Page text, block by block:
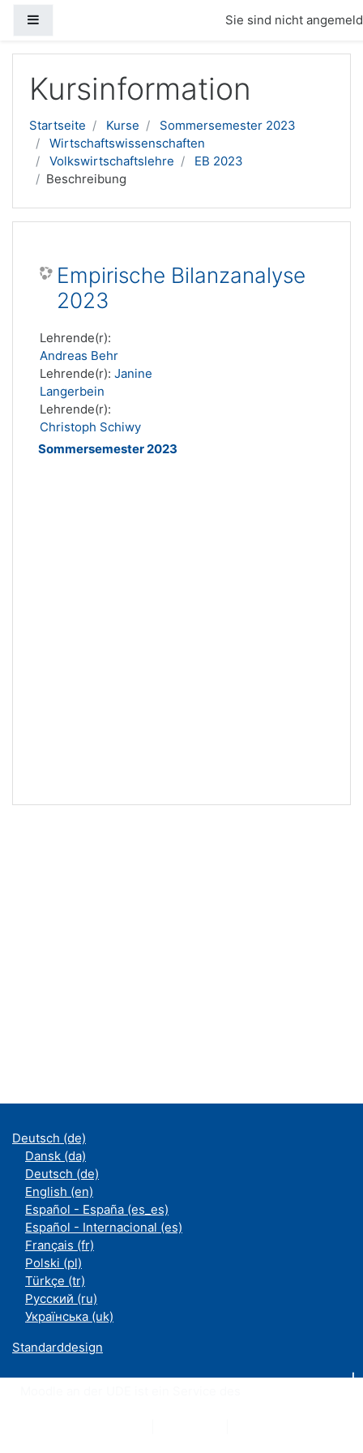
Sie sind nicht
Kursinformation
Startseite Kurse
Sommersemester 2023
Wirtschaftswissenschaften
Volkswirtschaftslehre
EB 2023
Beschreibung
Empirische Bilanzanalyse
2023
Lehrende(r):
Andreas Behr
Lehrende(r): Janine
Langerbein
Lehrende(r):
Christoph Schiwy
Sommersemester 2023
Deutsch ‎(de)‎
Dansk ‎(da)‎
Deutsch ‎(de)‎
English ‎(en)‎
Español - España ‎(es_es)‎
Español - Internacional ‎(es)‎
Français ‎(fr)‎
Polski ‎(pl)‎
Türkçe ‎(tr)‎
Русский ‎(ru)‎
Українська ‎(uk)‎
Standarddesign